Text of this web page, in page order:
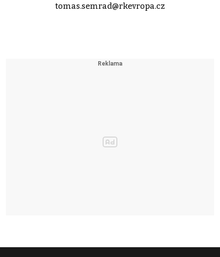
tomas.semrad@rkevropa.cz